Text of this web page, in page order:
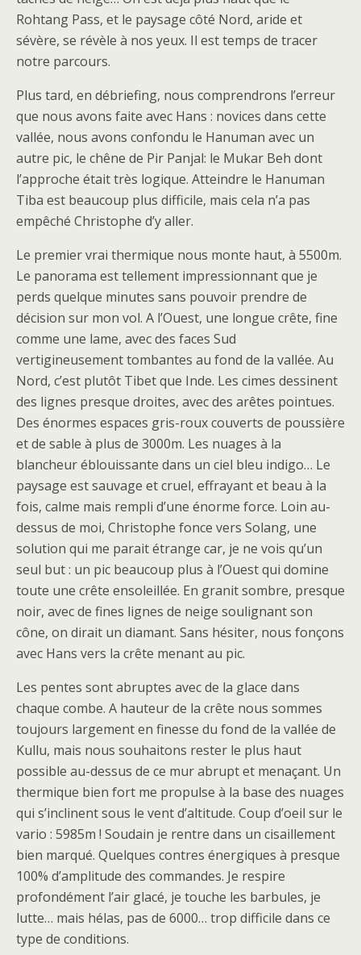
Rohtang Pass, et le paysage côté Nord, aride et
sévère, se révèle à nos yeux. Il est temps de tracer
notre parcours.
Plus tard, en débriefing, nous comprendrons l’erreur
que nous avons faite avec Hans : novices dans cette
vallée, nous avons confondu le Hanuman avec un
autre pic, le chêne de Pir Panjal: le Mukar Beh dont
l’approche était très logique. Atteindre le Hanuman
Tiba est beaucoup plus difficile, mais cela n’a pas
empêché Christophe d’y aller.
Le premier vrai thermique nous monte haut, à 5500m.
Le panorama est tellement impressionnant que je
perds quelque minutes sans pouvoir prendre de
décision sur mon vol. A l’Ouest, une longue crête, fine
comme une lame, avec des faces Sud
vertigineusement tombantes au fond de la vallée. Au
Nord, c’est plutôt Tibet que Inde. Les cimes dessinent
des lignes presque droites, avec des arêtes pointues.
Des énormes espaces gris-roux couverts de poussière
et de sable à plus de 3000m. Les nuages à la
blancheur éblouissante dans un ciel bleu indigo… Le
paysage est sauvage et cruel, effrayant et beau à la
fois, calme mais rempli d’une énorme force. Loin au-
dessus de moi, Christophe fonce vers Solang, une
solution qui me parait étrange car, je ne vois qu’un
seul but : un pic beaucoup plus à l’Ouest qui domine
toute une crête ensoleillée. En granit sombre, presque
noir, avec de fines lignes de neige soulignant son
cône, on dirait un diamant. Sans hésiter, nous fonçons
avec Hans vers la crête menant au pic.
Les pentes sont abruptes avec de la glace dans
chaque combe. A hauteur de la crête nous sommes
toujours largement en finesse du fond de la vallée de
Kullu, mais nous souhaitons rester le plus haut
possible au-dessus de ce mur abrupt et menaçant. Un
thermique bien fort me propulse à la base des nuages
qui s’inclinent sous le vent d’altitude. Coup d’oeil sur le
vario : 5985m ! Soudain je rentre dans un cisaillement
bien marqué. Quelques contres énergiques à presque
100% d’amplitude des commandes. Je respire
profondément l’air glacé, je touche les barbules, je
lutte… mais hélas, pas de 6000… trop difficile dans ce
type de conditions.